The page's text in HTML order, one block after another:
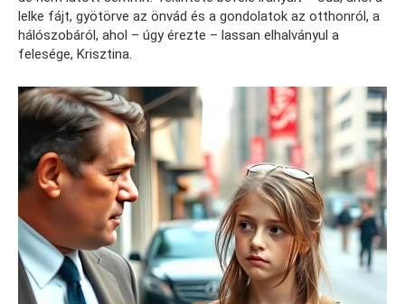
lelke fájt, gyötörve az önvád és a gondolatok az otthonról, a
hálószobáról, ahol – úgy érezte – lassan elhalványul a
felesége, Krisztina.